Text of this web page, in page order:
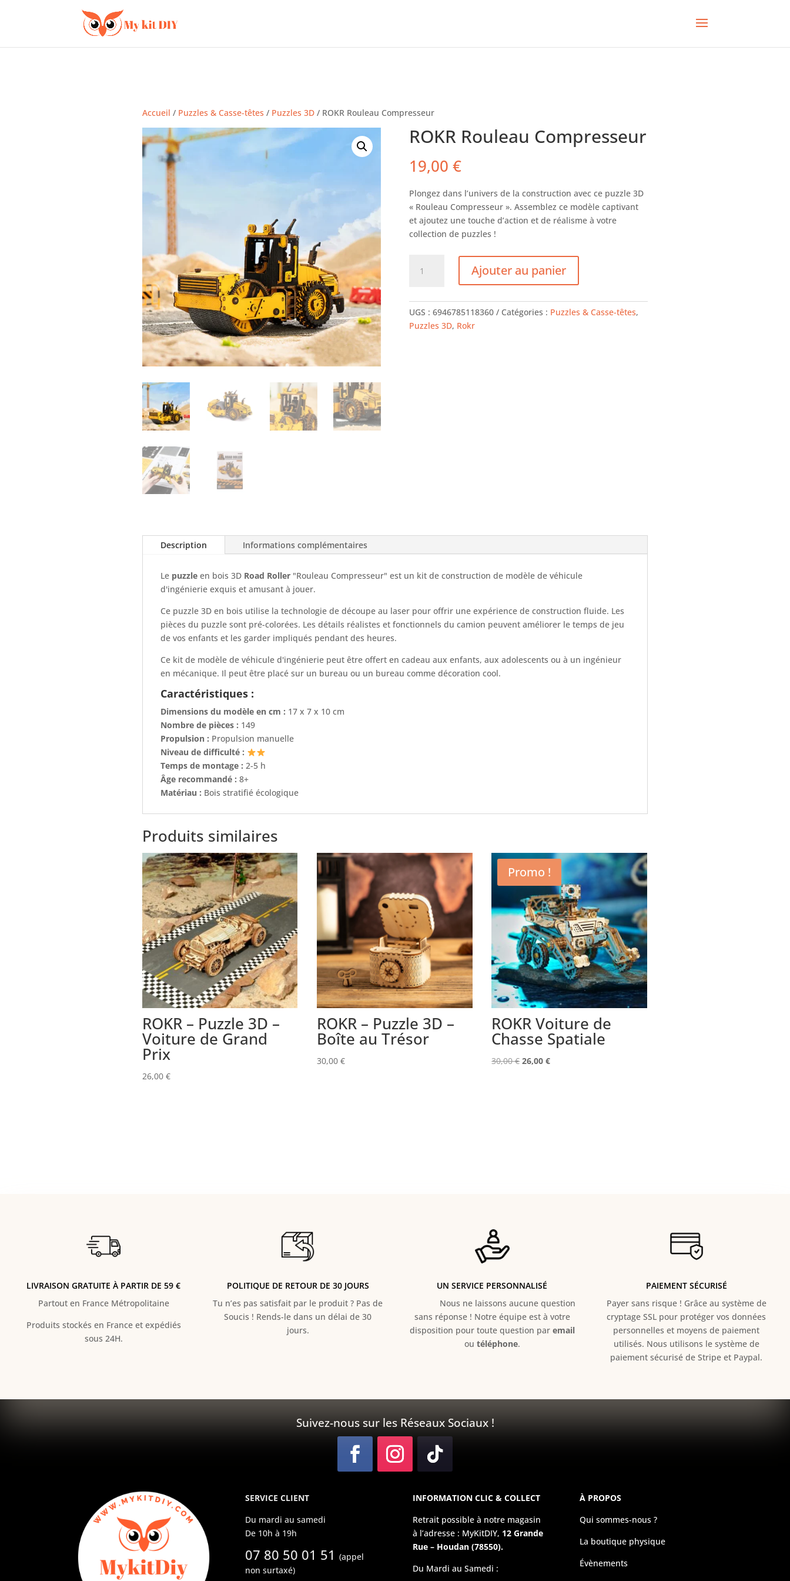
Accueil / Puzzles & Casse-têtes / Puzzles 3D/ ROKR Rouleau Compresseur
ROKR Rouleau Compresseur
19,00 €
Plongez dans l’univers de la construction avec ce puzzle 3D
« Rouleau Compresseur ». Assemblez ce modèle captivant
et ajoutez une touche d’action et de réalisme à votre
collection de puzzles !
Rouleau
Compresseur
Ajouter au panier
UGS : 6946785118360 Catégories : Puzzles & Casse-têtes,
Puzzles 3D, Rokr
Description Informations complémentaires
Le puzzleen bois 3D Road Roller "Rouleau Compresseur" est un kit de construction de modèle de véhicule
d'ingénierie exquis et amusant à jouer.
Ce puzzle 3D en bois utilise la technologie de découpe au laser pour offrir une expérience de construction fluide. Les
pièces du puzzle sont pré-colorées. Les détails réalistes et fonctionnels du camion peuvent améliorer le temps de jeu
de vos enfants et les garder impliqués pendant des heures.
Ce kit de modèle de véhicule d'ingénierie peut être offert en cadeau aux enfants, aux adolescents ou à un ingénieur
en mécanique. Il peut être placé sur un bureau ou un bureau comme décoration cool.
Caractéristiques :
Dimensions du modèle en cm : 17 x 7 x 10 cm
Nombre de pièces : 149
Propulsion : Propulsion manuelle
Niveau de difficulté :
Temps de montage : 2-5 h
Âge recommandé : 8+
Matériau : Bois stratifié écologique
Produits similaires
ROKR – Puzzle 3D –
Voiture de Grand
Prix
26,00 €
ROKR – Puzzle 3D –
Boîte au Trésor
30,00€
Promo !
ROKR Voiture de
Chasse Spatiale
30,00€Le
26,00€Le
LIVRAISON GRATUITE À PARTIR DE 59 €
Partout en France Métropolitaine
Produits stockés en France et expédiés
sous 24H.
POLITIQUE DE RETOUR DE 30 JOURS
Tu n’es pas satisfait par le produit ? Pas de
Soucis ! Rends-le dans un délai de 30
jours.
UN SERVICE PERSONNALISÉ
Nous ne laissons aucune question
sans réponse ! Notre équipe est à votre
disposition pour toute question par email
ou téléphone.
PAIEMENT SÉCURISÉ
Payer sans risque ! Grâce au système de
cryptage SSL pour protéger vos données
personnelles et moyens de paiement
utilisés. Nous utilisons le système de
paiement sécurisé de Stripe et Paypal.
Suivez-nous sur les Réseaux Sociaux !
SERVICE CLIENT
Du mardi au samedi
De 10h à 19h
07 80 50 01 51 (appel
non surtaxé)
INFORMATION CLIC & COLLECT
Retrait possible à notre magasin
à l’adresse : MyKitDIY, 12 Grande
Rue – Houdan (78550).
Du Mardi au Samedi :
À PROPOS
Qui sommes-nous ?
La boutique physique
Évènements